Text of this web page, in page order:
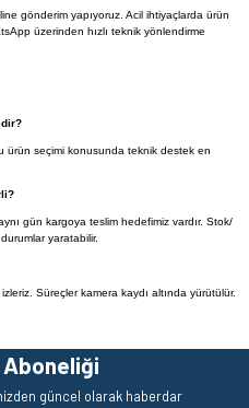
gönderim yapıyoruz. Acil ihtiyaçlarda ürün
üzerinden hızlı teknik yönlendirme
ürün seçimi konusunda teknik destek en
gün kargoya teslim hedefimiz vardır. Stok/
yaratabilir.
izleriz. Süreçler kamera kaydı altında yürütülür.
güncel olarak haberdar